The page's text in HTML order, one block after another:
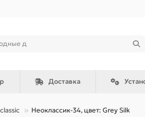
Доставка
Неоклассик-34, цвет: Grey Silk